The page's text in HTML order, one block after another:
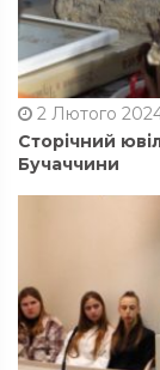
2 Лютого
Сторічний
Бучаччини